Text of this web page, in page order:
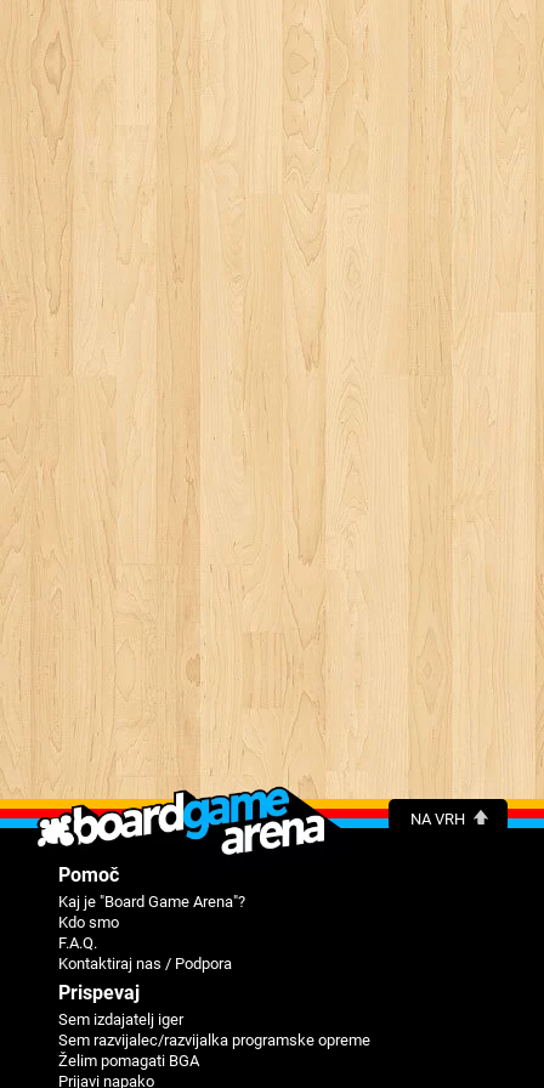
NA VRH
Pomoč
Kaj je "Board Game Arena"?
Kdo smo
F.A.Q.
Kontaktiraj nas / Podpora
Prispevaj
Sem izdajatelj iger
Sem razvijalec/razvijalka programske opreme
Želim pomagati BGA
Prijavi napako